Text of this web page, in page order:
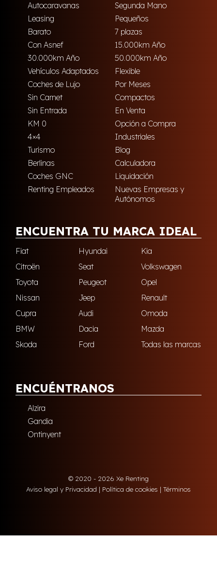
Autocaravanas
Segunda Mano
Leasing
Pequeños
Barato
7 plazas
Con Asnef
15.000km Año
30.000km Año
50.000km Año
Vehículos Adaptados
Flexible
Coches de Lujo
Por Meses
Sin Carnet
Compactos
Sin Entrada
En Venta
KM 0
Opción a Compra
4×4
Industriales
Turismo
Blog
Berlinas
Calculadora
Coches GNC
Liquidación
Renting Empleados
Nuevas Empresas y
Autónomos
ENCUENTRA TU MARCA IDEAL
Fiat Hyundai
Kia
Citroën
Seat
Volkswagen
Toyota
Peugeot
Opel
Nissan
Jeep
Renault
Cupra
Audi
Omoda
BMW
Dacia
Mazda
Skoda
Ford Todas las marcas
ENCUÉNTRANOS
Alzira
Gandia
Ontinyent
© 2020 - 2026 Xe Renting
Aviso legal y Privacidad | Política de cookies | Términos